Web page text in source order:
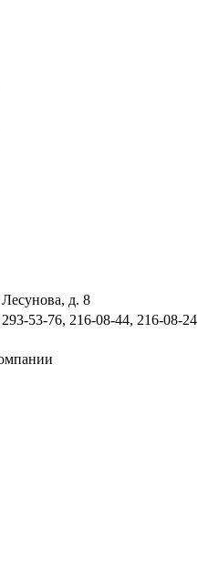
д. 8
53-76, 216-08-44, 216-08-24